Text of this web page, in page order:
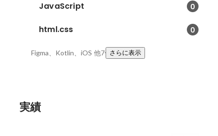
JavaScript 0
html.css 0
Figma、Kotlin、iOS 他7件さらに表示
実績